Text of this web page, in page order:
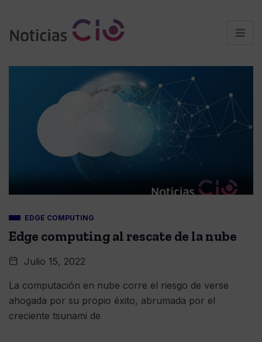
EDGE COMPUTING
Edge computing al rescate de la nube
Julio 15, 2022
La computación en nube corre el riesgo de verse
ahogada por su propio éxito, abrumada por el
creciente tsunami de